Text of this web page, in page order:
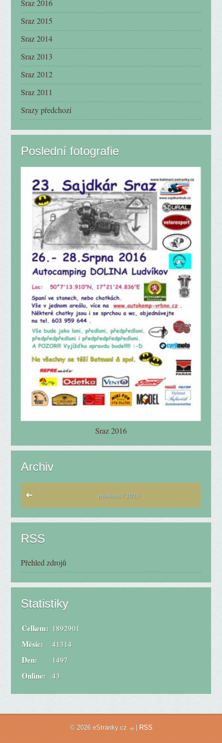
Sraz 2016
Sraz 2015
Sraz 2014
Sraz 2013
Sraz 2012
Sraz 2011
Srazy předchozí
Poslední fotografie
Sraz 2016
Archiv
prosinec / 2025
RSS
Přehled zdrojů
Statistiky
Online: 43
Celkem: 1892901
Měsíc: 41314
Den: 1497
© 2026 eStránky.cz | RSS